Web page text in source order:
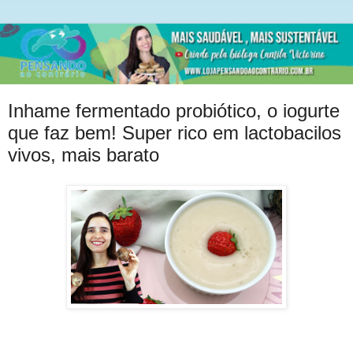
Inhame fermentado probiótico, o iogurte
que faz bem! Super rico em lactobacilos
vivos, mais barato